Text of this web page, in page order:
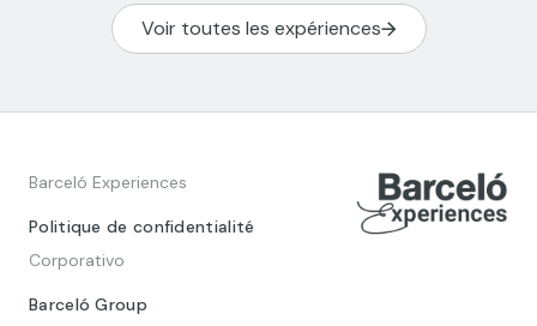
Voir toutes les expériences
Barceló Experiences
Politique de confidentialité
Corporativo
Barceló Group